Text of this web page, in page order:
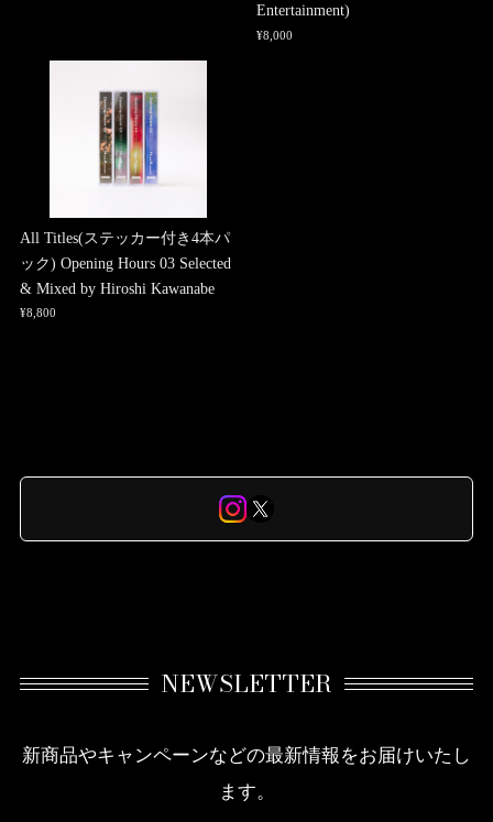
Entertainment)
¥8,000
All Titles(ステッカー付き4本パ
ック) Opening Hours 03 Selected
& Mixed by Hiroshi Kawanabe
¥8,800
NEWSLETTER
新商品やキャンペーンなどの最新情報をお届けいたし
ます。